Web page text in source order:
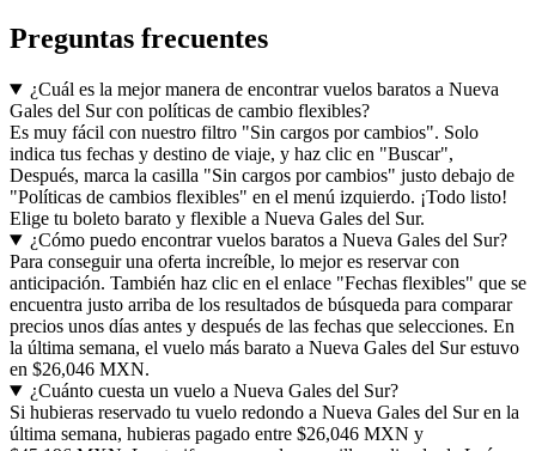
Preguntas frecuentes
¿Cuál es la mejor manera de encontrar vuelos baratos a Nueva
Gales del Sur con políticas de cambio flexibles?
Es muy fácil con nuestro filtro "Sin cargos por cambios". Solo
indica tus fechas y destino de viaje, y haz clic en "Buscar",
Después, marca la casilla "Sin cargos por cambios" justo debajo de
"Políticas de cambios flexibles" en el menú izquierdo. ¡Todo listo!
Elige tu boleto barato y flexible a Nueva Gales del Sur.
¿Cómo puedo encontrar vuelos baratos a Nueva Gales del Sur?
Para conseguir una oferta increíble, lo mejor es reservar con
anticipación. También haz clic en el enlace "Fechas flexibles" que se
encuentra justo arriba de los resultados de búsqueda para comparar
precios unos días antes y después de las fechas que selecciones. En
la última semana, el vuelo más barato a Nueva Gales del Sur estuvo
en $26,046 MXN.
¿Cuánto cuesta un vuelo a Nueva Gales del Sur?
Si hubieras reservado tu vuelo redondo a Nueva Gales del Sur en la
última semana, hubieras pagado entre $26,046 MXN y